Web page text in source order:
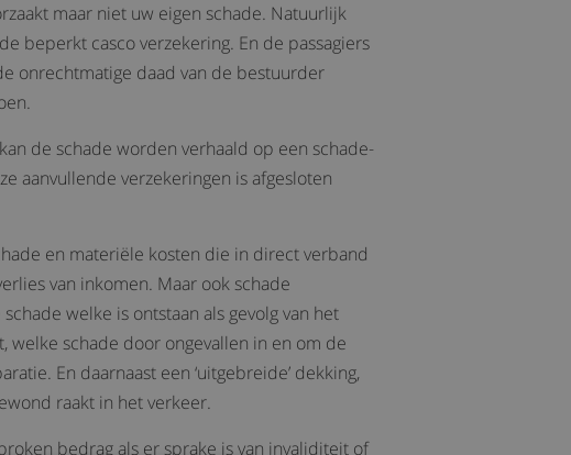
maar niet uw eigen schade. Natuurlijk
beperkt casco verzekering. En de passagiers
onrechtmatige daad van de bestuurder
de schade worden verhaald op een schade-
aanvullende verzekeringen is afgesloten
en materiële kosten die in direct verband
van inkomen. Maar ook schade
welke is ontstaan als gevolg van het
welke schade door ongevallen in en om de
En daarnaast een ‘uitgebreide’ dekking,
raakt in het verkeer.
bedrag als er sprake is van invaliditeit of